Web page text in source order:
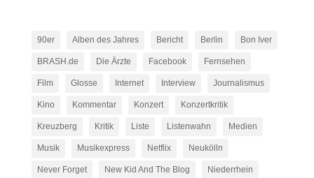
90er Alben des Jahres Bericht Berlin Bon Iver
BRASH.de Die Ärzte Facebook Fernsehen
Film Glosse Internet Interview Journalismus
Kino Kommentar Konzert Konzertkritik
Kreuzberg Kritik Liste Listenwahn Medien
Musik Musikexpress Netflix Neukölln
Never Forget New Kid And The Blog Niederrhein